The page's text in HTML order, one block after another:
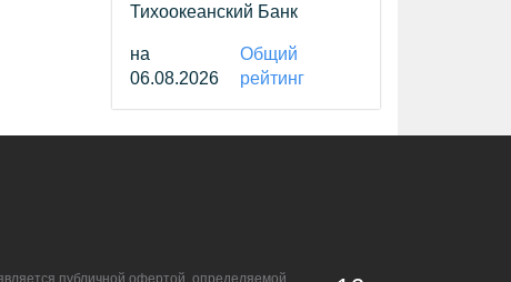
Тихоокеанский Банк
на
06.08.2026
Общий
рейтинг
публичной офертой, определяемой